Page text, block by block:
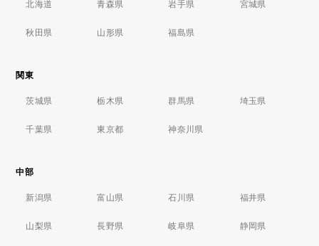
北海道 青森県 岩手県 宮城県
秋田県 山形県 福島県
関東
茨城県 栃木県 群馬県 埼玉県
千葉県 東京都 神奈川県
中部
新潟県 富山県 石川県 福井県
山梨県 長野県 岐阜県 静岡県